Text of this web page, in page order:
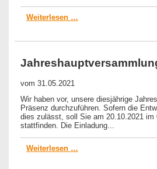
Weiterlesen …
vom 31.05.2021
Wir haben vor, unsere diesjährige
Präsenz durchzuführen. Sofern die
dies zulässt, soll Sie am 20.10.2021 im
stattfinden. Die Einladung...
Weiterlesen …